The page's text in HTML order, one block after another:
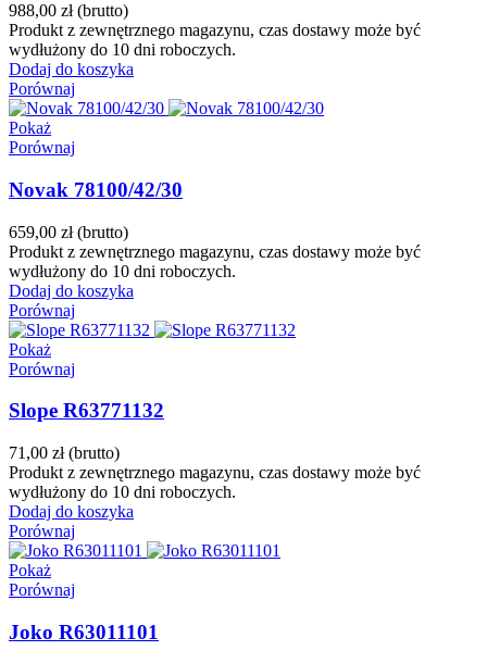
988,00 zł (brutto)
Produkt z zewnętrznego magazynu, czas dostawy może być
wydłużony do 10 dni roboczych.
Dodaj do koszyka
Porównaj
Pokaż
Porównaj
Novak 78100/42/30
659,00 zł (brutto)
Produkt z zewnętrznego magazynu, czas dostawy może być
wydłużony do 10 dni roboczych.
Dodaj do koszyka
Porównaj
Pokaż
Porównaj
Slope R63771132
71,00 zł (brutto)
Produkt z zewnętrznego magazynu, czas dostawy może być
wydłużony do 10 dni roboczych.
Dodaj do koszyka
Porównaj
Pokaż
Porównaj
Joko R63011101